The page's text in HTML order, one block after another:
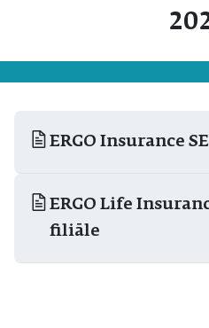
ERGO Insurance
ERGO Life
filiāle